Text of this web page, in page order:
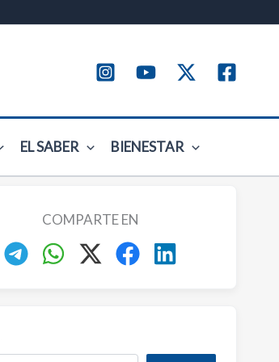
EL SABER BIENESTAR
COMPARTE EN